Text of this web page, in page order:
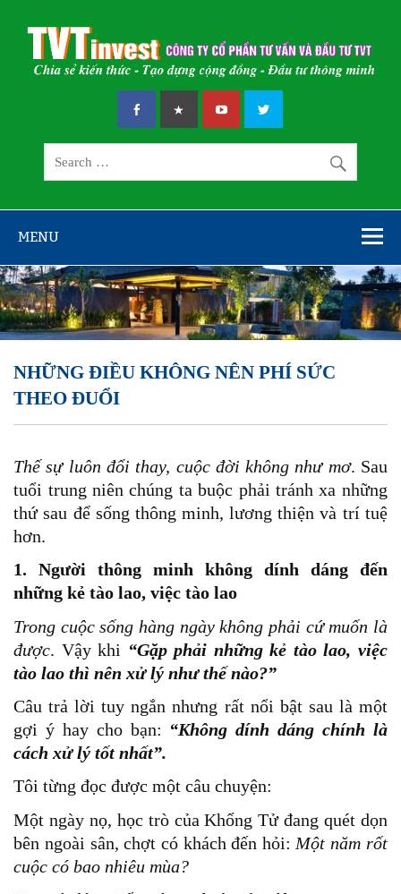
content
CÔNG TY CỔ
PHẦN TƯ VẤN
VÀ ĐẦU TƯ
TVT
Chia sẻ kiến thức – Tạo dựng cộng đồng – Đầu tư thông minh
MENU
NHỮNG ĐIỀU KHÔNG NÊN PHÍ SỨC
THEO ĐUỔI
Thế sự luôn đổi thay, cuộc đời không như mơ. Sau
tuổi trung niên chúng ta buộc phải tránh xa những
thứ sau để sống thông minh, lương thiện và trí tuệ
hơn.
1. Người thông minh không dính dáng đến
những kẻ tào lao, việc tào lao
Trong cuộc sống hàng ngày không phải cứ muốn là
được. Vậy khi “Gặp phải những kẻ tào lao, việc
tào lao thì nên xử lý như thế nào?”
Câu trả lời tuy ngắn nhưng rất nổi bật sau là một
gợi ý hay cho bạn: “Không dính dáng chính là
cách xử lý tốt nhất”.
Tôi từng đọc được một câu chuyện:
Một ngày nọ, học trò của Khổng Tử đang quét dọn
bên ngoài sân, chợt có khách đến hỏi: Một năm rốt
cuộc có bao nhiêu mùa?